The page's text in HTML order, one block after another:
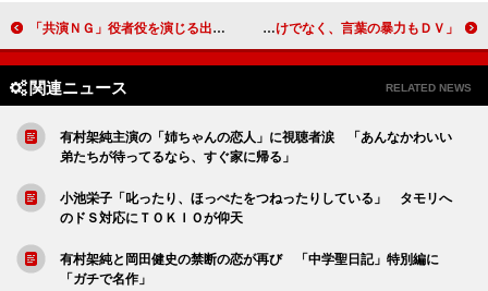
「共演ＮＧ」役者役を演じる出演者たちに 「役者さんのすごさを再認識した！」 川栄李奈、ＤＶ・児童虐待の相談窓口をＰＲ 「体の暴力だけでなく、言葉の暴力もＤＶ」
関連ニュース RELATED NEWS
有村架純主演の「姉ちゃんの恋人」に視聴者涙 「あんなかわいい
弟たちが待ってるなら、すぐ家に帰る」
小池栄子「叱ったり、ほっぺたをつねったりしている」 タモリへ
のドＳ対応にＴＯＫＩＯが仰天
有村架純と岡田健史の禁断の恋が再び 「中学聖日記」特別編に
「ガチで名作」